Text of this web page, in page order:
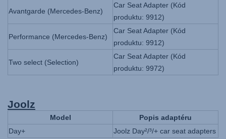
Avantgarde (Mercedes-Benz)
Car Seat Adapter (Kód
produktu: 9912)
Performance (Mercedes-Benz)
Car Seat Adapter (Kód
produktu: 9912)
Two select (Selection)
Car Seat Adapter (Kód
produktu: 9972)
Joolz
Model
Popis adaptéru
Day+
Joolz Day²/³/+ car seat adapters